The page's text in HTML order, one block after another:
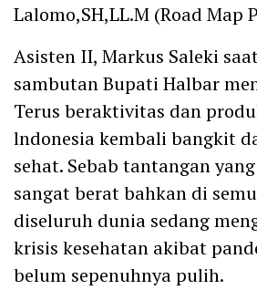
Lalomo,SH,LL.M (Road Map
Asisten II, Markus Saleki
sambutan Bupati Halbar
Terus beraktivitas dan
lndonesia kembali bangkit
sehat. Sebab tantangan
sangat berat bahkan di
diseluruh dunia sedang
krisis kesehatan akibat
belum sepenuhnya pulih.